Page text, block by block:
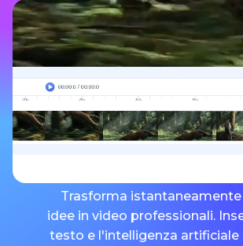
Trasforma
idee in video professionali.
testo e l'intelligenza artificiale